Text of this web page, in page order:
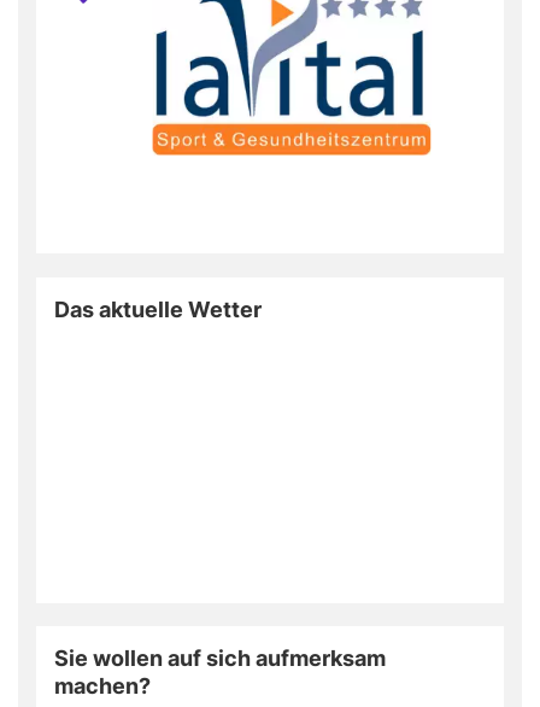
Das aktuelle Wetter
Sie wollen auf sich aufmerksam
machen?